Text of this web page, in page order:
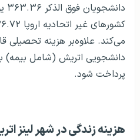
می‌کند. علاوه‌بر هزینه تحصیلی
پرداخت شود.
هزینه زندگی در شهر لینز